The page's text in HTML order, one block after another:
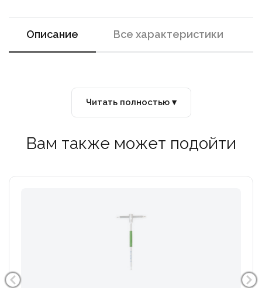
Описание Все характеристики
Читать полностью ▾
Вам также может подойти